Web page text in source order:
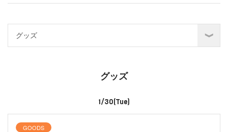
グッズ
1/30(Tue)
GOODS